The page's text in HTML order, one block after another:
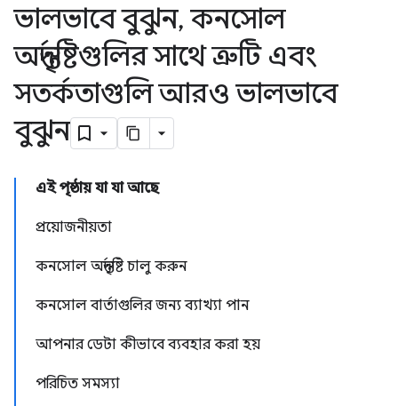
ভালভাবে বুঝুন, কনসোল
অন্তর্দৃষ্টিগুলির সাথে ত্রুটি এবং
সতর্কতাগুলি আরও ভালভাবে
বুঝুন
এই পৃষ্ঠায় যা যা আছে
প্রয়োজনীয়তা
কনসোল অন্তর্দৃষ্টি চালু করুন
কনসোল বার্তাগুলির জন্য ব্যাখ্যা পান
আপনার ডেটা কীভাবে ব্যবহার করা হয়
পরিচিত সমস্যা